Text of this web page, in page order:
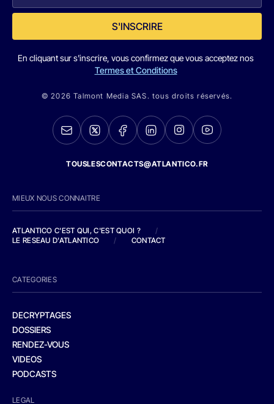
S'INSCRIRE
En cliquant sur s'inscrire, vous confirmez que vous acceptez nos
Termes et Conditions
© 2026 Talmont Media SAS. tous droits réservés.
TOUSLESCONTACTS@ATLANTICO.FR
MIEUX NOUS CONNAITRE
ATLANTICO C'EST QUI, C'EST QUOI ?
/
LE RESEAU D'ATLANTICO
/ CONTACT
CATEGORIES
DECRYPTAGES
DOSSIERS
RENDEZ-VOUS
VIDEOS
PODCASTS
LEGAL